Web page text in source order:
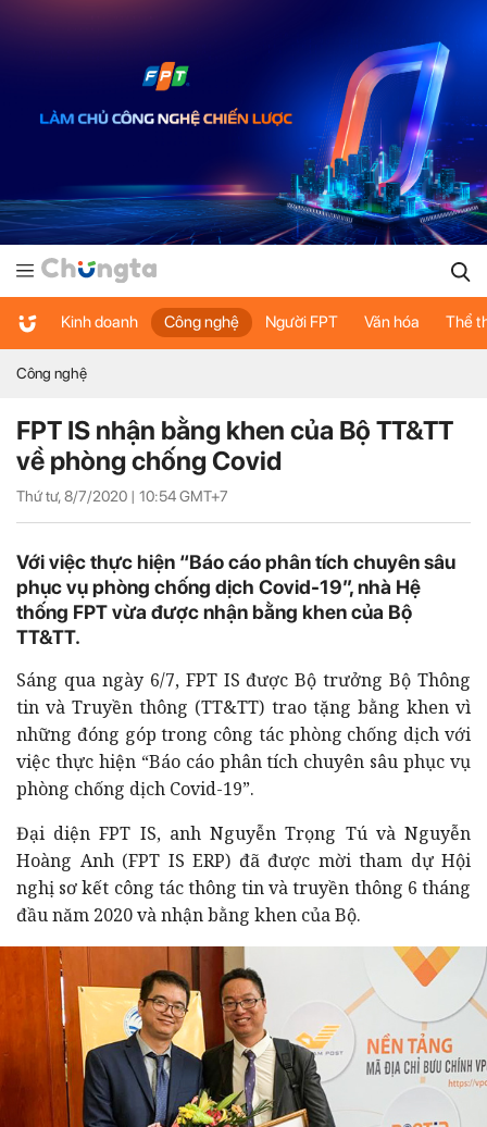
Kinh doanh Công nghệ Người FPT Văn hóa Thể
Công nghệ
FPT IS nhận bằng khen của Bộ TT&TT
về phòng chống Covid
Thứ tư, 8/7/2020 | 10:54GMT+7
Với việc thực hiện “Báo cáo phân tích chuyên sâu
phục vụ phòng chống dịch Covid-19”, nhà Hệ
thống FPT vừa được nhận bằng khen của Bộ
TT&TT.
Sáng qua ngày 6/7, FPT IS được Bộ trưởng Bộ Thông
tin và Truyền thông (TT&TT) trao tặng bằng khen vì
những đóng góp trong công tác phòng chống dịch với
việc thực hiện “Báo cáo phân tích chuyên sâu phục vụ
phòng chống dịch Covid-19”.
Đại diện FPT IS, anh Nguyễn Trọng Tú và Nguyễn
Hoàng Anh (FPT IS ERP) đã được mời tham dự Hội
nghị sơ kết công tác thông tin và truyền thông 6 tháng
đầu năm 2020 và nhận bằng khen của Bộ.